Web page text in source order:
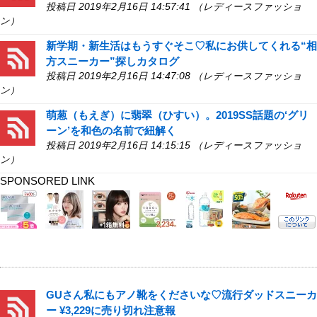
投稿日 2019年2月16日 14:57:41 （レディースファッショ
ン）
新学期・新生活はもうすぐそこ♡私にお供してくれる“相
方スニーカー”探しカタログ
投稿日 2019年2月16日 14:47:08 （レディースファッショ
ン）
萌葱（もえぎ）に翡翠（ひすい）。2019SS話題の‘グリ
ーン’を和色の名前で紐解く
投稿日 2019年2月16日 14:15:15 （レディースファッショ
ン）
SPONSORED LINK
GUさん私にもアノ靴をくださいな♡流行ダッドスニーカ
ー ¥3,229に売り切れ注意報